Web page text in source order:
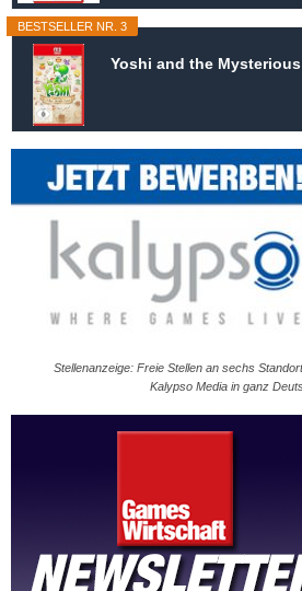
BESTSELLER NR. 3
Yoshi and the
Stellenanzeige: Freie Stellen an sechs
Kalypso Media in ganz